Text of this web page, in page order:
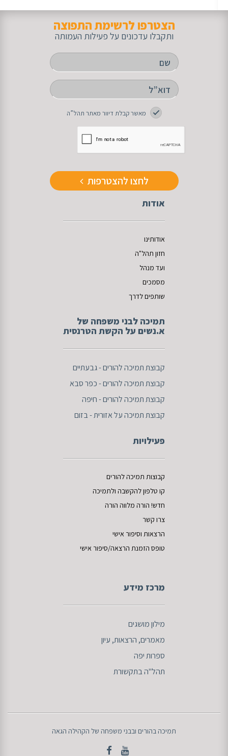
הצטרפו לרשימת התפוצה
ותקבלו עדכונים על פעילות העמותה
מאשר קבלת דיוור מאתר תהל”ה
לחצו להצטרפות
אודות
אודותינו
חזון תהל"ה
ועד מנהל
מסמכים
שותפים לדרך
תמיכה לבני משפחה של
א.נשים על הקשת הטרנסית
קבוצת תמיכה להורים - גבעתיים
קבוצת תמיכה להורים - כפר סבא
קבוצת תמיכה להורים - חיפה
קבוצת תמיכה על אזורית - בזום
פעילויות
קבוצות תמיכה להורים
קו טלפון להקשבה ולתמיכה
חדש! הורה מלווה הורה
צרו קשר
הרצאות וסיפור אישי
טופס הזמנת הרצאה/סיפור אישי
מרכז מידע
מילון מושגים
מאמרים, הרצאות, עיון
ספרותיפה
תהל"ה בתקשורת
תמיכה בהורים ובבני משפחה של הקהילה הגאה